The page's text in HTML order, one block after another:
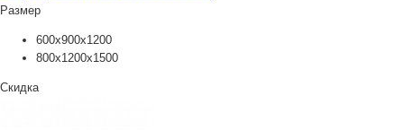
Размер
600х900х1200
800х1200х1500
Скидка